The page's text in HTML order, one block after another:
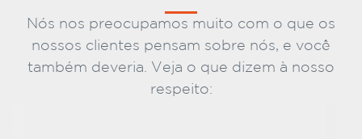
Nós nos preocupamos muito com o que os
nossos clientes pensam sobre nós, e você
também deveria. Veja o que dizem à nosso
respeito: